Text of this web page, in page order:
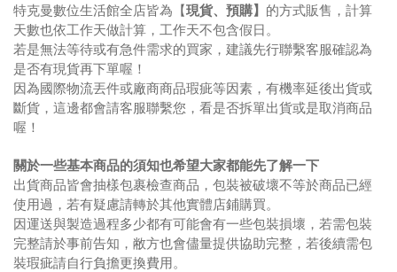
特克曼數位生活館全店皆為【現貨、預購】 的方式販售，計算
天數也依工作天做計算，工作天不包含假日。
若是無法等待或有急件需求的買家，建議先行聯繫客服確認為
是否有現貨再下單喔 ！
因為國際物流丟件或廠商商品瑕疵等因素，有機率延後出貨或
斷貨，這邊都會請客服聯繫您，看是否拆單出貨或是取消商品
喔！
關於一些基本商品的須知也希望大家都能先了解一下
出貨商品皆會抽樣包裹檢查商品，包裝被破壞不等於商品已經
使用過，若有疑慮請轉於其他實體店鋪購買。
因運送與製造過程多少都有可能會有一些包裝損壞，若需包裝
完整請於事前告知，敝方也會儘量提供協助完整，若後續需包
裝瑕疵請自行負擔更換費用。